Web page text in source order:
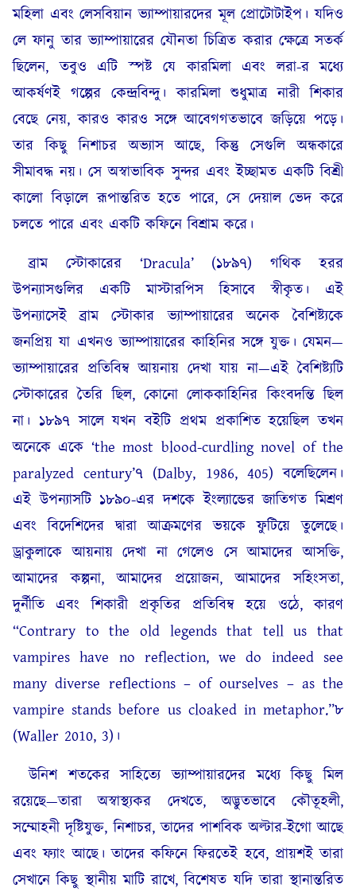
মহিলা এবং লেসবিয়ান ভ্যাম্পায়ারদের মূল প্রোটোটাইপ। যদিও
লে ফানু তার ভ্যাম্পায়ারের যৌনতা চিত্রিত করার ক্ষেত্রে সতর্ক
ছিলেন, তবুও এটি স্পষ্ট যে কারমিলা এবং লরা-র মধ্যে
আকর্ষণই গল্পের কেন্দ্রবিন্দু। কারমিলা শুধুমাত্র নারী শিকার
বেছে নেয়, কারও কারও সঙ্গে আবেগগতভাবে জড়িয়ে পড়ে।
তার কিছু নিশাচর অভ্যাস আছে, কিন্তু সেগুলি অন্ধকারে
সীমাবদ্ধ নয়। সে অস্বাভাবিক সুন্দর এবং ইচ্ছামত একটি বিশ্রী
কালো বিড়ালে রূপান্তরিত হতে পারে, সে দেয়াল ভেদ করে
চলতে পারে এবং একটি কফিনে বিশ্রাম করে।
ব্রাম স্টোকারের ‘Dracula’ (১৮৯৭) গথিক হরর
উপন্যাসগুলির একটি মাস্টারপিস হিসাবে স্বীকৃত। এই
উপন্যাসেই ব্রাম স্টোকার ভ্যাম্পায়ারের অনেক বৈশিষ্ট্যকে
জনপ্রিয় যা এখনও ভ্যাম্পায়ারের কাহিনির সঙ্গে যুক্ত। যেমন—
ভ্যাম্পায়ারের প্রতিবিম্ব আয়নায় দেখা যায় না—এই বৈশিষ্ট্যটি
স্টোকারের তৈরি ছিল, কোনো লোককাহিনির কিংবদন্তি ছিল
না। ১৮৯৭ সালে যখন বইটি প্রথম প্রকাশিত হয়েছিল তখন
অনেকে একে ‘the most blood-curdling novel of the
paralyzed century’৭ (Dalby, 1986, 405) বলেছিলেন।
এই উপন্যাসটি ১৮৯০-এর দশকে ইংল্যান্ডের জাতিগত মিশ্রণ
এবং বিদেশিদের দ্বারা আক্রমণের ভয়কে ফুটিয়ে তুলেছে।
ড্রাকুলাকে আয়নায় দেখা না গেলেও সে আমাদের আসক্তি,
আমাদের কল্পনা, আমাদের প্রয়োজন, আমাদের সহিংসতা,
দুর্নীতি এবং শিকারী প্রকৃতির প্রতিবিম্ব হয়ে ওঠে, কারণ
“Contrary to the old legends that tell us that
vampires have no reflection, we do indeed see
many diverse reflections – of ourselves – as the
vampire stands before us cloaked in metaphor.”৮
(Waller 2010, 3)।
উনিশ শতকের সাহিত্যে ভ্যাম্পায়ারদের মধ্যে কিছু মিল
রয়েছে—তারা অস্বাস্থ্যকর দেখতে, অদ্ভুতভাবে কৌতূহলী,
সম্মোহনী দৃষ্টিযুক্ত, নিশাচর, তাদের পাশবিক অল্টার-ইগো আছে
এবং ফ্যাং আছে। তাদের কফিনে ফিরতেই হবে, প্রায়শই তারা
সেখানে কিছু স্থানীয় মাটি রাখে, বিশেষত যদি তারা স্থানান্তরিত